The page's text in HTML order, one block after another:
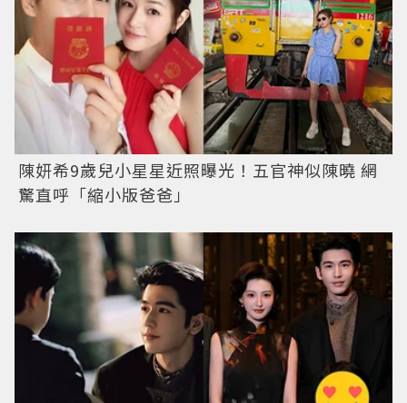
陳妍希9歲兒小星星近照曝光！五官神似陳曉 網
驚直呼「縮小版爸爸」